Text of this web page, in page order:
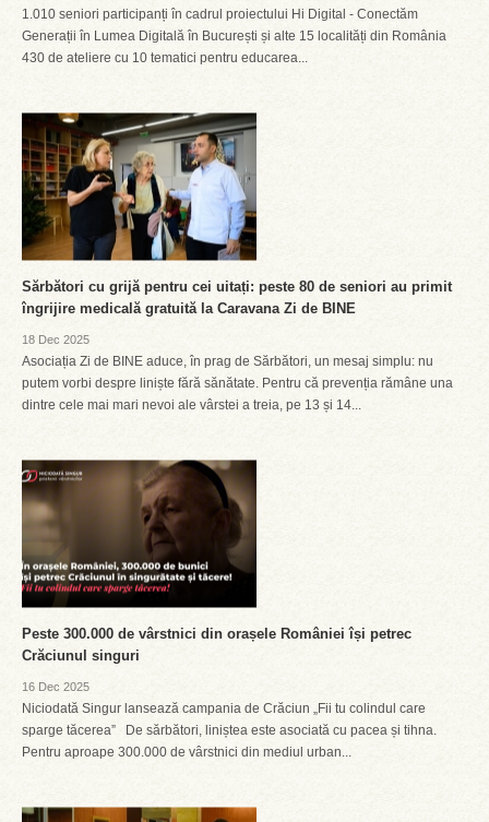
1.010 seniori participanți în cadrul proiectului Hi Digital - Conectăm
Generații în Lumea Digitală în București și alte 15 localități din România
430 de ateliere cu 10 tematici pentru educarea...
Sărbători cu grijă pentru cei uitați: peste 80 de seniori au primit
îngrijire medicală gratuită la Caravana Zi de BINE
18 Dec 2025
Asociația Zi de BINE aduce, în prag de Sărbători, un mesaj simplu: nu
putem vorbi despre liniște fără sănătate. Pentru că prevenția rămâne una
dintre cele mai mari nevoi ale vârstei a treia, pe 13 și 14...
Peste 300.000 de vârstnici din orașele României își petrec
Crăciunul singuri
16 Dec 2025
Niciodată Singur lansează campania de Crăciun „Fii tu colindul care
sparge tăcerea” De sărbători, liniștea este asociată cu pacea și tihna.
Pentru aproape 300.000 de vârstnici din mediul urban...